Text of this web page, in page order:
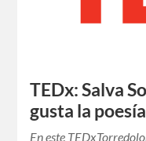
TEDx: Salva
gusta la
En este